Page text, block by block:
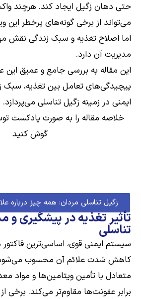
می‌تواند از برخی گونه‌های پرخطر این
اما اصلاح تغذیه و سبک زندگی نقش
مدیریت آن دارد.
این مقاله به بررسی جامع و عمیق این
پیچیدگی‌های تعامل بین تغذیه،
ایمنی در زمینه زگیل تناسلی می‌پردازد.
خلاصه مقاله را به صورت
گوش کنید
زگیل تناسلی مردان: همه چیز درباره
تأثیر تغذیه در پیشگیری و
تناسلی
کاهش شدت علائم آن محسوب
متعادل با تأمین ویتامین‌ها و مواد
برابر عفونت‌ها مقاوم‌تر می‌کند. برخی